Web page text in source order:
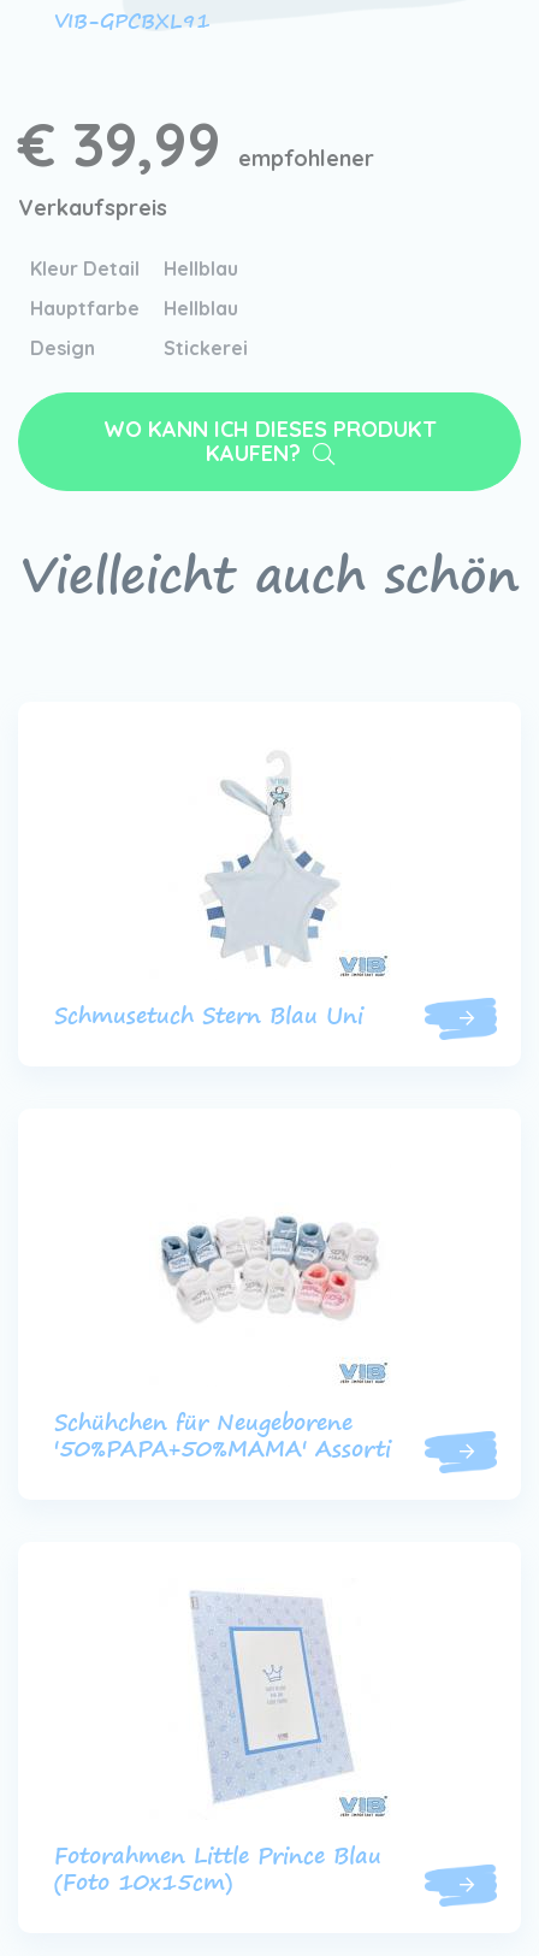
VIB-GPCBXL91
€ 39,99
empfohlener
Verkaufspreis
Kleur Detail
Hellblau
Hauptfarbe
Hellblau
Design
Stickerei
WO KANN ICH DIESES PRODUKT
KAUFEN?
Vielleicht auch schön
Schmusetuch Stern Blau Uni
Schühchen für Neugeborene
'50%PAPA+50%MAMA' Assorti
Fotorahmen Little Prince Blau
(Foto 10x15cm)